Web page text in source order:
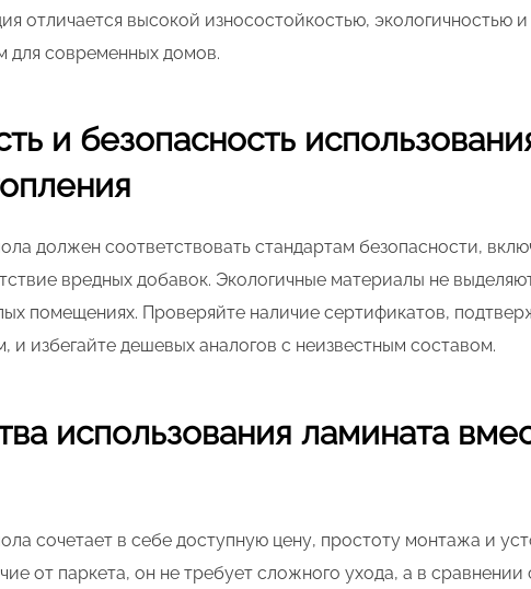
отличается высокой износостойкостью, экологичностью
для современных домов.
и безопасность
должен соответствовать стандартам безопасности,
вредных добавок. Экологичные материалы не
помещениях. Проверяйте наличие сертификатов,
и избегайте дешевых аналогов с неизвестным составом.
использования ламината
сочетает в себе доступную цену, простоту монтажа и
от паркета, он не требует сложного ухода, а в